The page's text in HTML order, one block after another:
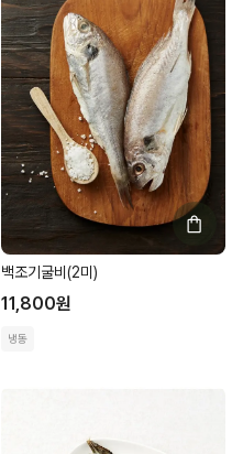
백조기굴비(2미)
11,800원
냉동